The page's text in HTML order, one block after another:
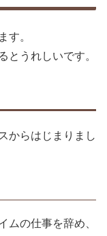
す。
とうれしいです。
からはじまりまし
ムの仕事を辞め、